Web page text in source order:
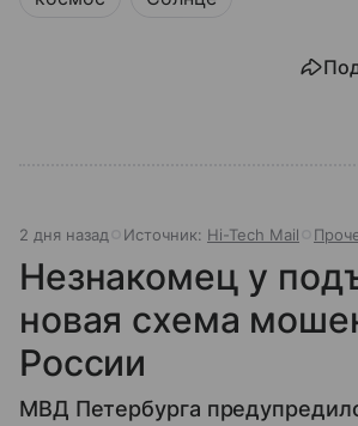
2 дня назад Источник: Hi-Tech Mail
Незнакомец у
новая схема
России
МВД Петербурга